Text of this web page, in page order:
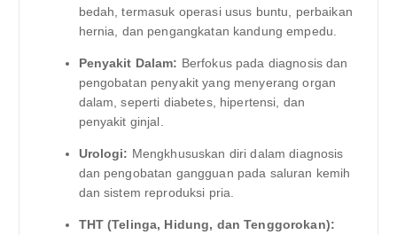
bedah, termasuk operasi usus buntu, perbaikan
hernia, dan pengangkatan kandung empedu.
Penyakit Dalam: Berfokus pada diagnosis dan
pengobatan penyakit yang menyerang organ
dalam, seperti diabetes, hipertensi, dan
penyakit ginjal.
Urologi: Mengkhususkan diri dalam diagnosis
dan pengobatan gangguan pada saluran kemih
dan sistem reproduksi pria.
THT (Telinga, Hidung, dan Tenggorokan):